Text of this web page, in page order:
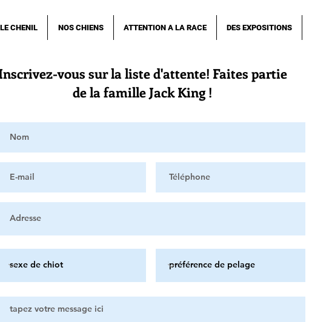
LE CHENIL NOS CHIENS ATTENTION A LA RACE DES EXPOSITIONS
vous sur la liste d'attente! Faites partie
de la famille Jack King !